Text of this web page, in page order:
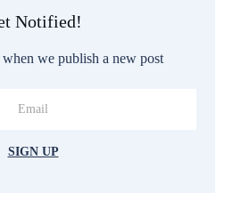
Notified!
we publish a new post
SIGN UP